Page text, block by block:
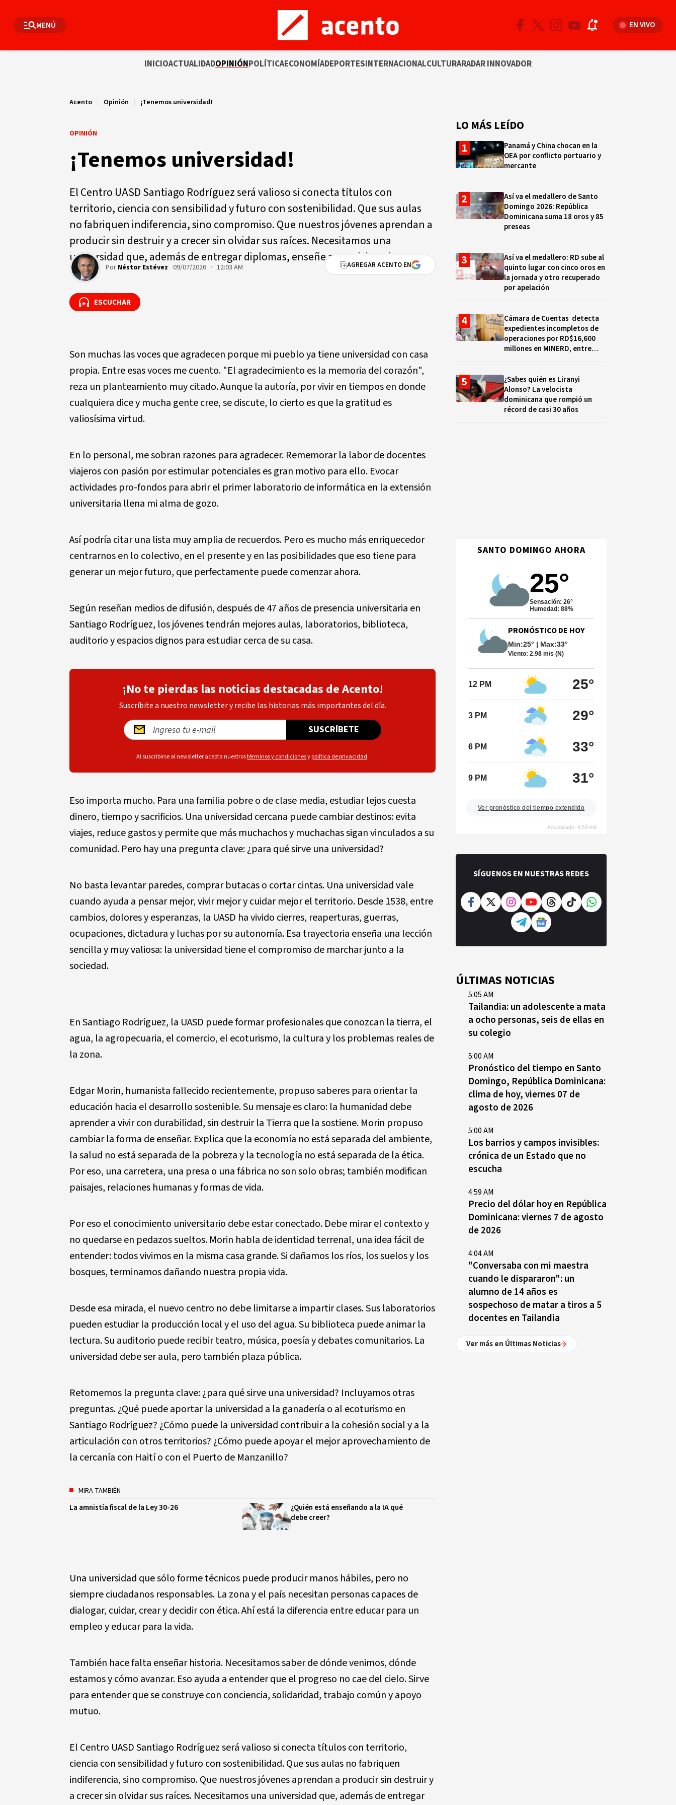
MENÚ EN VIVO
INICIOACTUALIDADOPINIÓNPOLÍTICAECONOMÍADEPORTESINTERNACIONALCULTURARADAR INNOVADOR
Acento | Opinión | ¡Tenemos universidad!
OPINIÓN
¡Tenemos universidad!
El Centro UASD Santiago Rodríguez será valioso si conecta títulos con
territorio, ciencia con sensibilidad y futuro con sostenibilidad. Que sus aulas
no fabriquen indiferencia, sino compromiso. Que nuestros jóvenes aprendan a
producir sin destruir y a crecer sin olvidar sus raíces. Necesitamos una
universidad que, además de entregar diplomas, enseñe a convivir mejor.
Por Néstor Estévez 09/07/2026 · 12:03 AM AGREGAR ACENTO EN
ESCUCHAR
ESCUCHAR
Son muchas las voces que agradecen porque mi pueblo ya tiene universidad con casa
propia. Entre esas voces me cuento. "El agradecimiento es la memoria del corazón",
reza un planteamiento muy citado. Aunque la autoría, por vivir en tiempos en donde
cualquiera dice y mucha gente cree, se discute, lo cierto es que la gratitud es
valiosísima virtud.
En lo personal, me sobran razones para agradecer. Rememorar la labor de docentes
viajeros con pasión por estimular potenciales es gran motivo para ello. Evocar
actividades pro-fondos para abrir el primer laboratorio de informática en la extensión
universitaria llena mi alma de gozo.
Así podría citar una lista muy amplia de recuerdos. Pero es mucho más enriquecedor
centrarnos en lo colectivo, en el presente y en las posibilidades que eso tiene para
generar un mejor futuro, que perfectamente puede comenzar ahora.
Según reseñan medios de difusión, después de 47 años de presencia universitaria en
Santiago Rodríguez, los jóvenes tendrán mejores aulas, laboratorios, biblioteca,
auditorio y espacios dignos para estudiar cerca de su casa.
¡No te pierdas las noticias destacadas de Acento!
Suscríbite a nuestro newsletter y recibe las historias más importantes del día.
SUSCRÍBETE
Al suscribirse al newsletter acepta nuestrostérminos y condicionesypolítica de privacidad.
Eso importa mucho. Para una familia pobre o de clase media, estudiar lejos cuesta
dinero, tiempo y sacrificios. Una universidad cercana puede cambiar destinos: evita
viajes, reduce gastos y permite que más muchachos y muchachas sigan vinculados a su
comunidad. Pero hay una pregunta clave: ¿para qué sirve una universidad?
No basta levantar paredes, comprar butacas o cortar cintas. Una universidad vale
cuando ayuda a pensar mejor, vivir mejor y cuidar mejor el territorio. Desde 1538, entre
cambios, dolores y esperanzas, la UASD ha vivido cierres, reaperturas, guerras,
ocupaciones, dictadura y luchas por su autonomía. Esa trayectoria enseña una lección
sencilla y muy valiosa: la universidad tiene el compromiso de marchar junto a la
sociedad.
En Santiago Rodríguez, la UASD puede formar profesionales que conozcan la tierra, el
agua, la agropecuaria, el comercio, el ecoturismo, la cultura y los problemas reales de
la zona.
Edgar Morin, humanista fallecido recientemente, propuso saberes para orientar la
educación hacia el desarrollo sostenible. Su mensaje es claro: la humanidad debe
aprender a vivir con durabilidad, sin destruir la Tierra que la sostiene. Morin propuso
cambiar la forma de enseñar. Explica que la economía no está separada del ambiente,
la salud no está separada de la pobreza y la tecnología no está separada de la ética.
Por eso, una carretera, una presa o una fábrica no son solo obras; también modifican
paisajes, relaciones humanas y formas de vida.
Por eso el conocimiento universitario debe estar conectado. Debe mirar el contexto y
no quedarse en pedazos sueltos. Morin habla de identidad terrenal, una idea fácil de
entender: todos vivimos en la misma casa grande. Si dañamos los ríos, los suelos y los
bosques, terminamos dañando nuestra propia vida.
Desde esa mirada, el nuevo centro no debe limitarse a impartir clases. Sus laboratorios
pueden estudiar la producción local y el uso del agua. Su biblioteca puede animar la
lectura. Su auditorio puede recibir teatro, música, poesía y debates comunitarios. La
universidad debe ser aula, pero también plaza pública.
Retomemos la pregunta clave: ¿para qué sirve una universidad? Incluyamos otras
preguntas. ¿Qué puede aportar la universidad a la ganadería o al ecoturismo en
Santiago Rodríguez? ¿Cómo puede la universidad contribuir a la cohesión social y a la
articulación con otros territorios? ¿Cómo puede apoyar el mejor aprovechamiento de
la cercanía con Haití o con el Puerto de Manzanillo?
MIRA TAMBIÉN
La amnistía fiscal de la Ley 30-26
¿Quién está enseñando a la IA qué
debe creer?
Una universidad que sólo forme técnicos puede producir manos hábiles, pero no
siempre ciudadanos responsables. La zona y el país necesitan personas capaces de
dialogar, cuidar, crear y decidir con ética. Ahí está la diferencia entre educar para un
empleo y educar para la vida.
También hace falta enseñar historia. Necesitamos saber de dónde venimos, dónde
estamos y cómo avanzar. Eso ayuda a entender que el progreso no cae del cielo. Sirve
para entender que se construye con conciencia, solidaridad, trabajo común y apoyo
mutuo.
El Centro UASD Santiago Rodríguez será valioso si conecta títulos con territorio,
ciencia con sensibilidad y futuro con sostenibilidad. Que sus aulas no fabriquen
indiferencia, sino compromiso. Que nuestros jóvenes aprendan a producir sin destruir y
a crecer sin olvidar sus raíces. Necesitamos una universidad que, además de entregar
LO MÁS LEÍDO
Panamá y China chocan en la
OEA por conflicto portuario y
mercante
Así va el medallero de Santo
Domingo 2026: República
Dominicana suma 18 oros y 85
preseas
Así va el medallero: RD sube al
quinto lugar con cinco oros en
la jornada y otro recuperado
por apelación
Cámara de Cuentas detecta
expedientes incompletos de
operaciones por RD$16,600
millones en MINERD, entre
¿Sabes quién es Liranyi
Alonso? La velocista
dominicana que rompió un
récord de casi 30 años
SANTO DOMINGO AHORA
25°
Sensación: 26°
Humedad: 88%
PRONÓSTICO DE HOY
Min:25° | Max:33°
Viento: 2.98 m/s (N)
12 PM 25°
3 PM 29°
6 PM 33°
9 PM 31°
Ver pronóstico del tiempo extendido
Actualizado: 9:59 AM
SÍGUENOS EN NUESTRAS REDES
ÚLTIMAS NOTICIAS
5:05 AM
Tailandia: un adolescente a mata
a ocho personas, seis de ellas en
su colegio
5:00 AM
Pronóstico del tiempo en Santo
Domingo, República Dominicana:
clima de hoy, viernes 07 de
agosto de 2026
5:00 AM
Los barrios y campos invisibles:
crónica de un Estado que no
escucha
4:59 AM
Precio del dólar hoy en República
Dominicana: viernes 7 de agosto
de 2026
4:04 AM
"Conversaba con mi maestra
cuando le dispararon": un
alumno de 14 años es
sospechoso de matar a tiros a 5
docentes en Tailandia
Ver más en Últimas Noticias